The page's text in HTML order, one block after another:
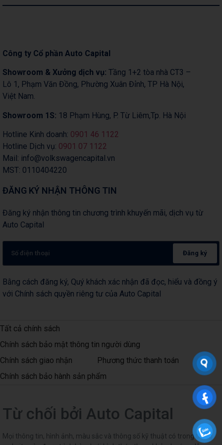
Công ty Cổ phần Auto Capital
Showroom & Xưởng dịch vụ: Tầng 1+2 tòa nhà CT3 –
Lô 1, Phạm Văn Đồng, Phường Xuân Đỉnh, TP Hà Nội,
Việt Nam.
Showroom 1S: 18 Phạm Hùng, P. Từ Liêm,Tp. Hà Nội
Hotline Kinh doanh: 0901 46 1122
Hotline Dịch vụ: 0901 07 1122
Mail: info@volkswagencapital.vn
MST: 0110404220
ĐĂNG KÝ NHẬN THÔNG TIN
Đăng ký nhận thông tin chương trình khuyến mãi, dịch vụ từ
Auto Capital
Đăng ký
Bằng cách đăng ký, Quý khách xác nhận đã đọc, hiểu và đồng ý
với Chính sách quyền riêng tư của Auto Capital
Tất cả chính sách
Chính sách bảo mật thông tin người dùng
Chính sách giao nhận
Phương thức thanh toán
Chính sách bảo hành sản phẩm
Từ chối bởi Auto Capital
Mọi thông tin, hình ảnh, màu sắc và thông số kỹ thuật có trong trang